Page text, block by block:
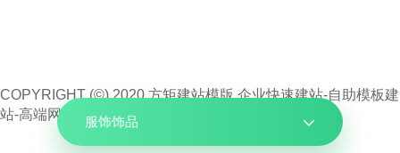
服饰饰品
COPYRIGHT (©) 2020 方矩建站模版,企业快速建站-自助模板建
站-高端网站定制设计苏ICP备17045640号-1